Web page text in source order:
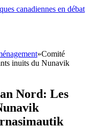
canadiennes en débat
»Comité
inuits du Nunavik
Nord: Les